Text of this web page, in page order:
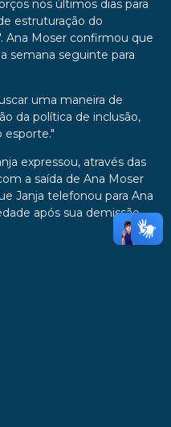
nos últimos dias para
estruturação do
Ana Moser confirmou que
semana seguinte para
uma maneira de
da política de inclusão,
esporte."
expressou, através das
a saída de Ana Moser
Janja telefonou para Ana
após sua demissão.